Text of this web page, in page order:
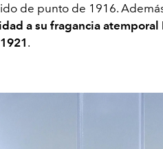
de punto de 1916.
a su fragancia atemporal
.